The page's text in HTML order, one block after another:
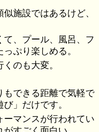
施設ではあるけど、
、プール、風呂、フ
ぷり楽しめる。
のも大変。
もできる距離で気軽で
」だけです。
ーマンスが行われてい